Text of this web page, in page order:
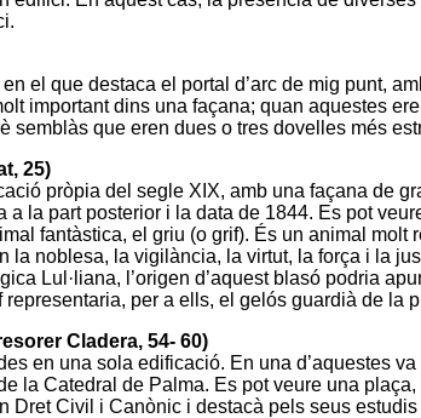
el que destaca el portal d’arc de mig punt,
important dins una façana; quan aquestes
semblàs que eren dues o tres dovelles més
25)
pròpia del segle XIX, amb una façana de
a la part posterior i la data de 1844. Es pot
fantàstica, el griu (o grif). És un animal
la noblesa, la vigilància, la virtut, la força i la
Lul·liana, l’origen d’aquest blasó podria
per a ells, el gelós guardià de la
Cladera, 54- 60)
en una sola edificació. En una d’aquestes
la Catedral de Palma. Es pot veure una
Dret Civil i Canònic i destacà pels seus